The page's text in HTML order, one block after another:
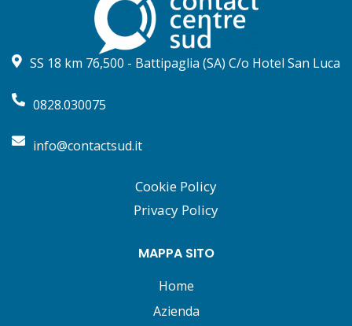
SS 18 km 76,500 - Battipaglia (SA) C/o Hotel San Luca
0828.030075
info@contactsud.it
Cookie Policy
Privacy Policy
MAPPA SITO
Home
Azienda